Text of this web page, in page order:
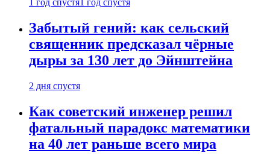
1 год спустя 1 год спустя
Забытый гений: как сельский
священник предсказал чёрные
дыры за 130 лет до Эйнштейна
2 дня спустя
Как советский инженер решил
фатальный парадокс математики
на 40 лет раньше всего мира